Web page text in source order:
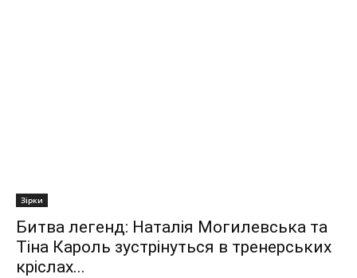
Зірки
Битва легенд: Наталія Могилевська та
Тіна Кароль зустрінуться в тренерських
кріслах...